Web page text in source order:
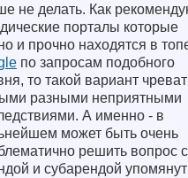
не делать. Как
порталы которые
и прочно находятся в
по запросам подобного
то такой вариант чреват
разными неприятными
А именно - в
может быть очень
решить вопрос с
и субарендой